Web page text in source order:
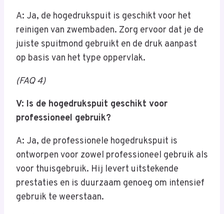
A: Ja, de hogedrukspuit is geschikt voor het
reinigen van zwembaden. Zorg ervoor dat je de
juiste spuitmond gebruikt en de druk aanpast
op basis van het type oppervlak.
(FAQ 4)
V: Is de hogedrukspuit geschikt voor
professioneel gebruik?
A: Ja, de professionele hogedrukspuit is
ontworpen voor zowel professioneel gebruik als
voor thuisgebruik. Hij levert uitstekende
prestaties en is duurzaam genoeg om intensief
gebruik te weerstaan.